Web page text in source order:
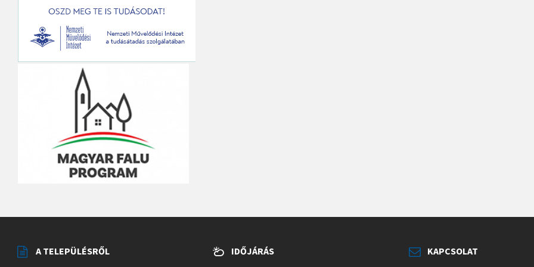
A TELEPÜLÉSRŐL IDŐJÁRÁS KAPCSOLAT